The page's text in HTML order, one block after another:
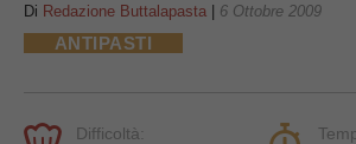
Di Redazione Buttalapasta 6 Ottobre 2009
ANTIPASTI
Difficoltà: